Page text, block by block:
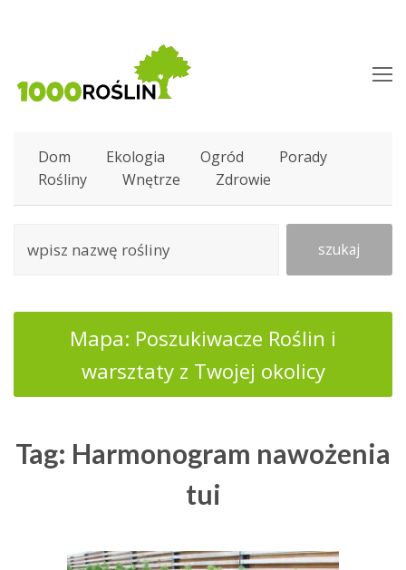
Dom Ekologia Ogród
Porady
Rośliny
Wnętrze Zdrowie
szukaj
Mapa: Poszukiwacze Roślin i
warsztaty z Twojej okolicy
Tag: Harmonogram nawożenia
tui